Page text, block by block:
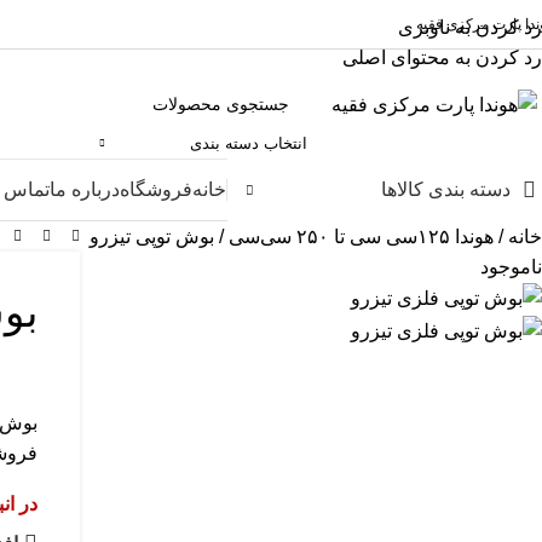
رد کردن به ناوبری
رد کردن به محتوای اصلی
پارت مرکزی فقیه
انتخاب دسته بندی
دسته بندی کالاها خانهفروشگاهدرباره ماتماس
خانه هوندا ۱۲۵سی سی تا ۲۵۰ سی‌سی
بوش توپی تیزرو
ناموجود
بوش
در